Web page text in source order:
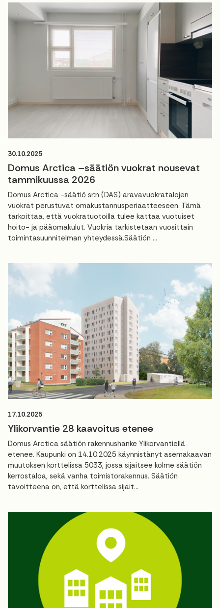
30.10.2025
Domus Arctica –säätiön vuokrat nousevat
tammikuussa 2026
Domus Arctica -säätiö sr:n (DAS) aravavuokratalojen
vuokrat perustuvat omakustannusperiaatteeseen. Tämä
tarkoittaa, että vuokratuotoilla tulee kattaa vuotuiset
hoito- ja pääomakulut. Vuokria tarkistetaan vuosittain
toimintasuunnitelman yhteydessä.Säätiön ...
17.10.2025
Ylikorvantie 28 kaavoitus etenee
Domus Arctica säätiön rakennushanke Ylikorvantiellä
etenee. Kaupunki on 14.10.2025 käynnistänyt asemakaavan
muutoksen korttelissa 5033, jossa sijaitsee kolme säätiön
kerrostaloa, sekä vanha toimistorakennus. Säätiön
tavoitteena on, että korttelissa sijait...